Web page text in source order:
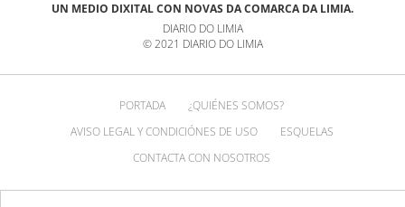
UN MEDIO DIXITAL CON NOVAS DA COMARCA DA LIMIA.
DIARIO DO LIMIA
© 2021 DIARIO DO LIMIA
PORTADA
¿QUIÉNES SOMOS?
AVISO LEGAL Y CONDICIÓNES DE USO
ESQUELAS
CONTACTA CON NOSOTROS